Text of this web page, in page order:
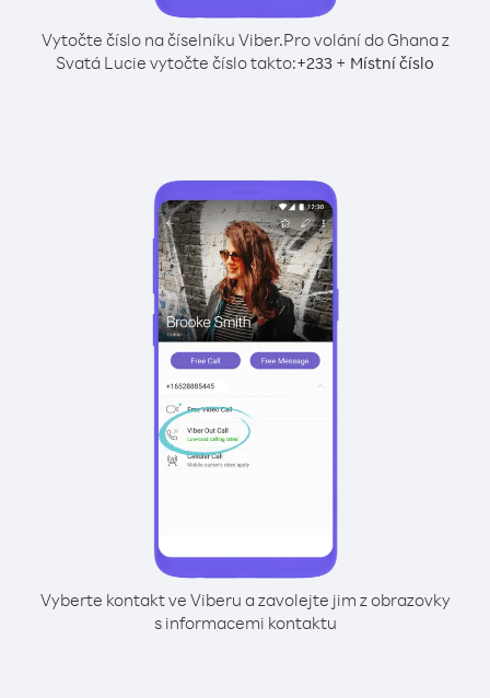
Vytočte číslo na číselníku Viber.Pro volání do Ghana z
Svatá Lucie vytočte číslo takto:+233 + Místní číslo
Vyberte kontakt ve Viberu a zavolejte jim z obrazovky
s informacemi kontaktu